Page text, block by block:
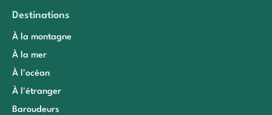
Destinations
À la montagne
À la mer
À l'océan
À l'étranger
Baroudeurs